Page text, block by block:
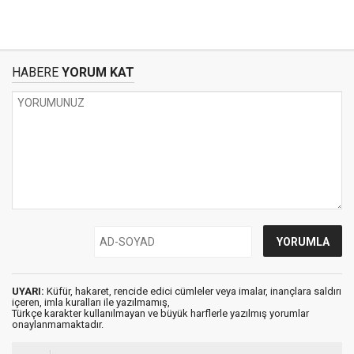
HABERE YORUM KAT
UYARI: Küfür, hakaret, rencide edici cümleler veya imalar, inançlara saldırı
içeren, imla kuralları ile yazılmamış,
Türkçe karakter kullanılmayan ve büyük harflerle yazılmış yorumlar
onaylanmamaktadır.